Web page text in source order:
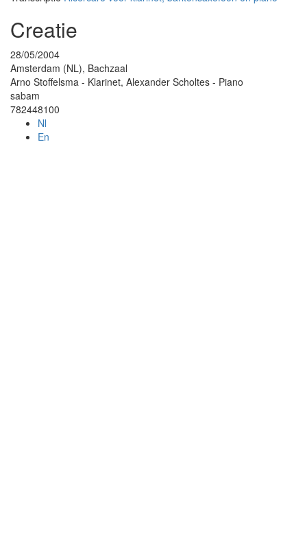
Creatie
28/05/2004
Amsterdam (NL), Bachzaal
Arno Stoffelsma - Klarinet, Alexander Scholtes - Piano
sabam
782448100
Nl
En